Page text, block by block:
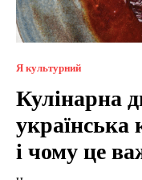
Я культурний
Кулінарна
українська
і чому це